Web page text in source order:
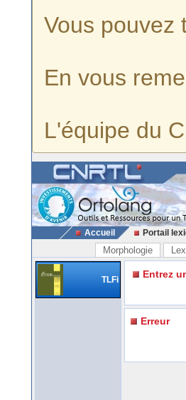
Vous pouvez
En vous
L'équipe du
Accueil Portail
Morphologie
TLFi Entrez
Erreur